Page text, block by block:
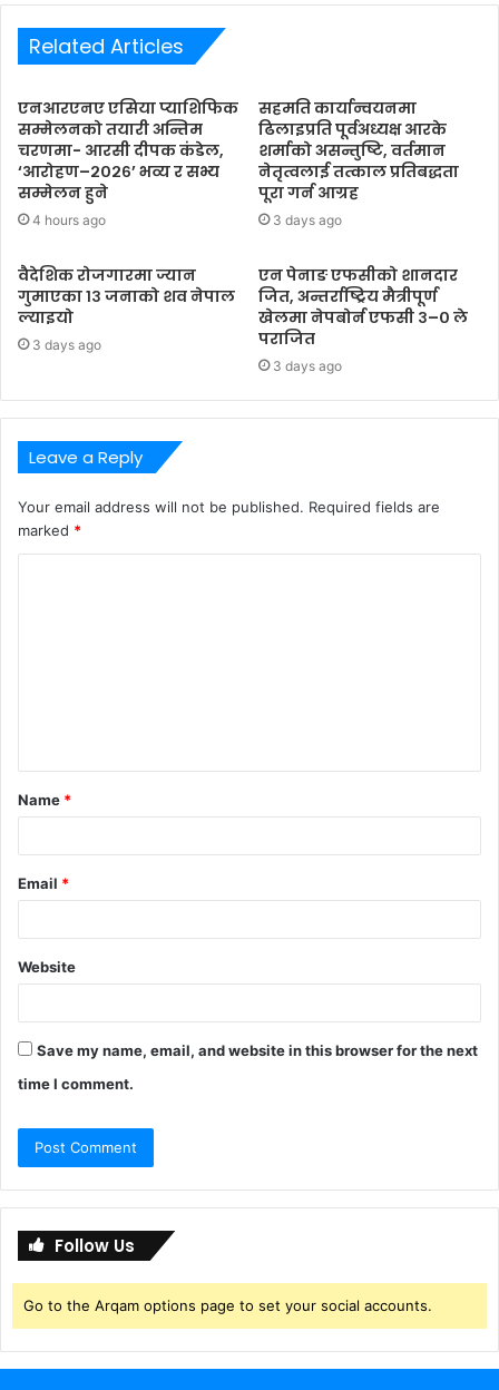
Related Articles
एनआरएनए एसिया प्याशिफिक
सम्मेलनको तयारी अन्तिम
चरणमा- आरसी दीपक कंडेल,
‘आरोहण–२०२६’ भव्य र सभ्य
सम्मेलन हुने
4 hours ago
सहमति कार्यान्वयनमा
ढिलाइप्रति पूर्वअध्यक्ष आरके
शर्माको असन्तुष्टि, वर्तमान
नेतृत्वलाई तत्काल प्रतिबद्धता
पूरा गर्न आग्रह
3 days ago
वैदेशिक रोजगारमा ज्यान
गुमाएका १३ जनाको शव नेपाल
ल्याइयो
3 days ago
एन पेनाङ एफसीको शानदार
जित, अन्तर्राष्ट्रिय मैत्रीपूर्ण
खेलमा नेपबोर्न एफसी ३–० ले
पराजित
3 days ago
Leave a Reply
Your email address will not be published. Required fields are
marked *
t
*
Name *
Email *
Website
Save my name, email, and website in this browser for the next
time I comment.
Follow Us
Go to the Arqam options page to set your social accounts.